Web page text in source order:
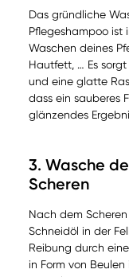
Das gründliche
Pflegeshampoo ist
Waschen deines
Hautfett, … Es
und eine glatte
dass ein sauberes
glänzendes
3. Wasche
Scheren
Nach dem
Schneidöl in der
Reibung durch
in Form von